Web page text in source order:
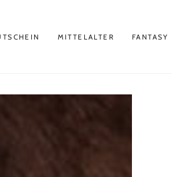
MITTELALTER FANTASY